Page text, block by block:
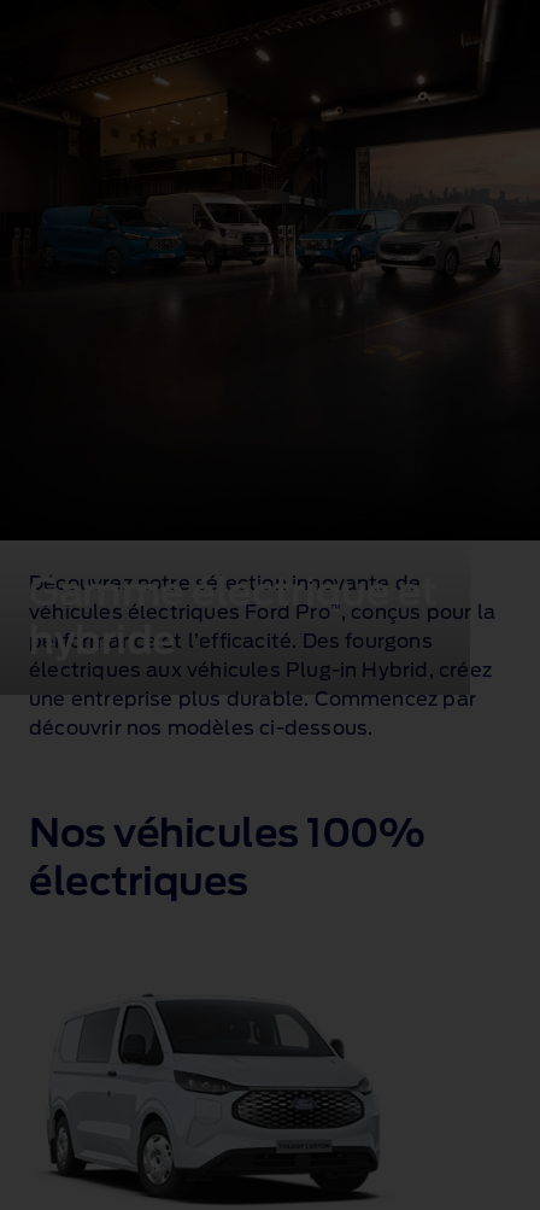
Gamme électrique et
hybride
Découvrez notre sélection innovante de
véhicules électriques Ford Pro ™ , conçus pour la
performance et l’efficacité. Des fourgons
électriques aux véhicules Plug‑in Hybrid, créez
une entreprise plus durable. Commencez par
découvrir nos modèles ci‑dessous.
Nos véhicules 100%
électriques